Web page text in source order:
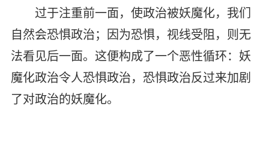
过于注重前一面，使政治被妖魔化，我们
自然会恐惧政治；因为恐惧，视线受阻，则无
法看见后一面。这便构成了一个恶性循环：妖
魔化政治令人恐惧政治，恐惧政治反过来加剧
了对政治的妖魔化。